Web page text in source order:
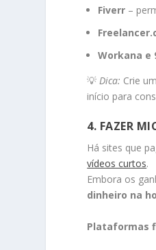
Fiverr –
Workana e
💡 Dica: Crie
início para
4. FAZER
Há sites que
vídeos curtos.
Embora os
dinheiro na
Plataformas